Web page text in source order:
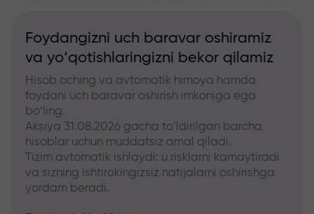
Foydangizni uch baravar oshiramiz
va yo‘qotishlaringizni bekor qilamiz
Hisob oching va avtomatik himoya hamda
foydani uch baravar oshirish imkoniga ega
bo‘ling.
Aksiya 31.08.2026 gacha to‘ldirilgan barcha
hisoblar uchun muddatsiz amal qiladi.
Tizim avtomatik ishlaydi: u risklarni kamaytiradi
va sizning ishtirokingizsiz natijalarni oshirishga
yordam beradi.